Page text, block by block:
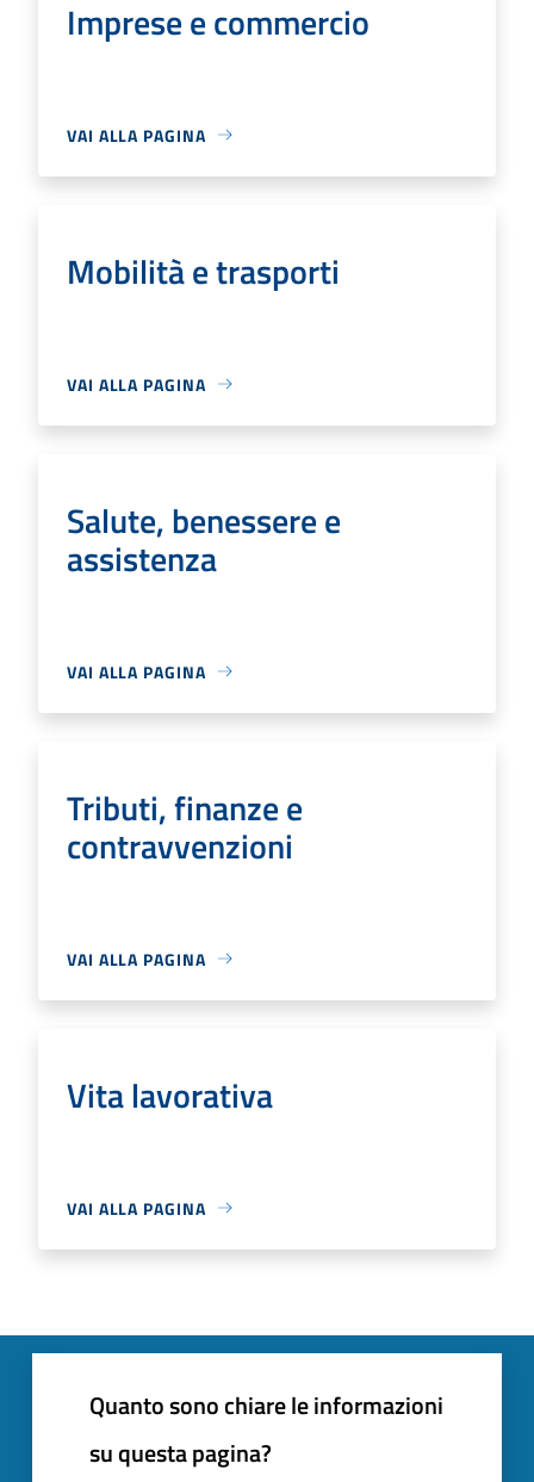
Imprese e commercio
VAI ALLA PAGINA
Mobilità e trasporti
VAI ALLA PAGINA
Salute, benessere e
assistenza
VAI ALLA PAGINA
Tributi, finanze e
contravvenzioni
VAI ALLA PAGINA
Vita lavorativa
VAI ALLA PAGINA
Quanto sono chiare le informazioni
su questa pagina?